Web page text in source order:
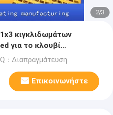
2/3
κιγκλιδωμάτων
για το κλουβί
：Διαπραγμάτευση
Επικοινωνήστε